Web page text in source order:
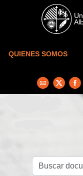
Skip to main content
QUIENES SOMOS